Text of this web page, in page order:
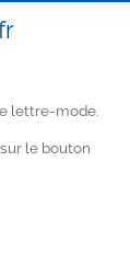
lettre-mode.
le bouton